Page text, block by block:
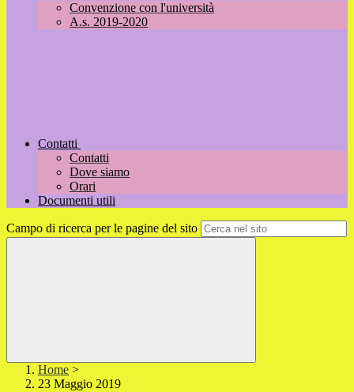
Convenzione con l'università
A.s. 2019-2020
Contatti
Contatti
Dove siamo
Orari
Documenti utili
Campo di ricerca per le pagine del sito
Home >
23 Maggio 2019